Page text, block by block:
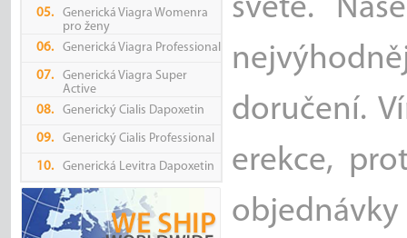
05.
Generická Viagra Womenra
pro ženy
06.
Generická Viagra Professional
07.
Generická Viagra Super
Active
08.
Generický Cialis Dapoxetin
09. Generický Cialis Professional
10. Generická Levitra Dapoxetin
světě.
doručení.
erekce,